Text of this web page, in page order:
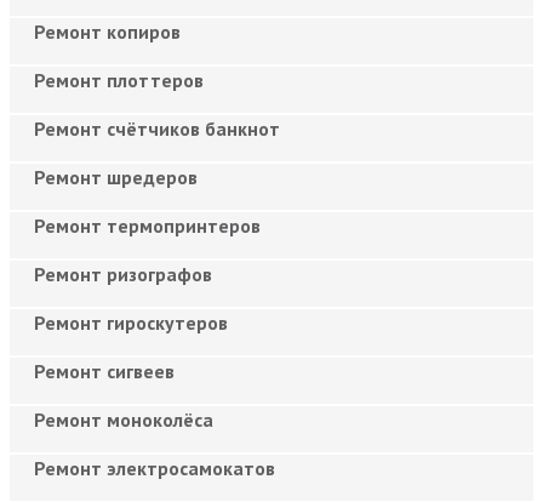
Ремонт копиров
Ремонт плоттеров
Ремонт счётчиков банкнот
Ремонт шредеров
Ремонт термопринтеров
Ремонт ризографов
Ремонт гироскутеров
Ремонт сигвеев
Ремонт моноколёса
Ремонт электросамокатов